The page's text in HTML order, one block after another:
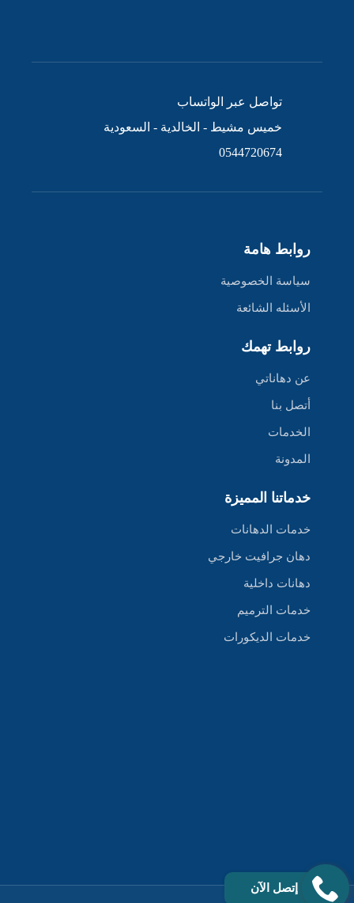
تواصل عبر الواتساب
خميس مشيط - الخالدية - السعودية
0544720674
روابط هامة
سياسة الخصوصية
الأسئله الشائعة
روابط تهمك
عن دهاناتي
أتصل بنا
الخدمات
المدونة
خدماتنا المميزة
خدمات الدهانات
دهان جرافيت خارجي
دهانات داخلية
خدمات الترميم
خدمات الديكورات
إتصل الآن